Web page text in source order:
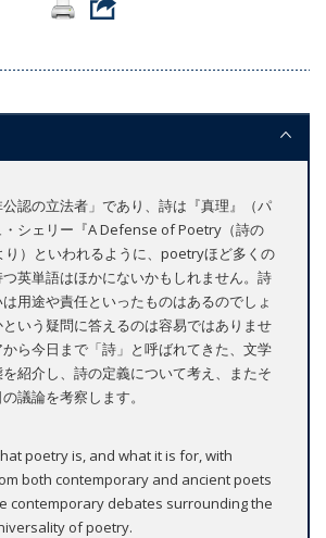
認の立法者」であり、詩は『真理』（パ
・シェリー『A Defense of Poetry（詩の
り）といわれるように、poetryほど多くの
英単語はほかにないかもしれません。詩
用途や責任といったものはあるのでしょ
いう疑問に答えるのは容易ではありませ
ら今日まで「詩」と呼ばれてきた、文学
紹介し、詩の定義について考え、またそ
議論を考察します。
poetry is, and what it is for, with
both contemporary and ancient poets
contemporary debates surrounding the
of poetry.